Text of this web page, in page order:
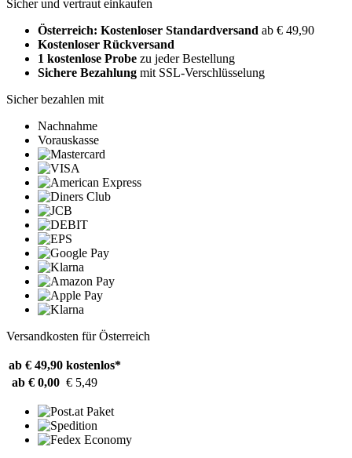
Sicher und vertraut einkaufen
Österreich: Kostenloser Standardversand ab € 49,90
Kostenloser Rückversand
1 kostenlose Probe zu jeder Bestellung
Sichere Bezahlung mit SSL-Verschlüsselung
Sicher bezahlen mit
Nachnahme
Vorauskasse
Versandkosten für Österreich
ab € 49,90 kostenlos*
ab € 0,00 € 5,49